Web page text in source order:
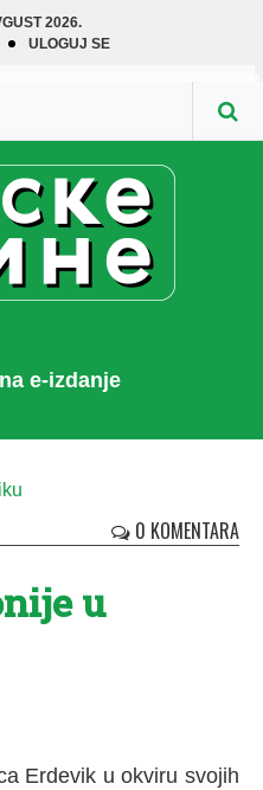
2026.
ULOGUJ SE
e-izdanje
0 KOMENTARA
u
Erdevik u okviru svojih